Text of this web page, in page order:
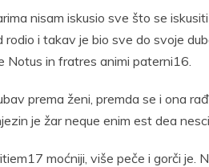
nisam iskusio sve što se
rodio i takav je bio sve do svoje
Notus in fratres animi paterni16.
prema ženi, premda se i ona
je žar neque enim est dea
moćniji, više peče i gorči je.